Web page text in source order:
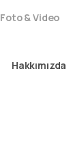
Foto & Video
Hakkımızda